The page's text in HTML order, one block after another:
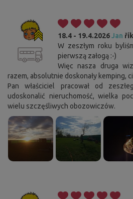
18.4 - 19.4.2026Jan
W zeszłym roku
pierwszą załogą :-)
Więc nasza druga
razem, absolutnie doskonały kemping,
Pan właściciel pracował od
udoskonalić nieruchomość, wielka
wielu szczęśliwych obozowiczów.